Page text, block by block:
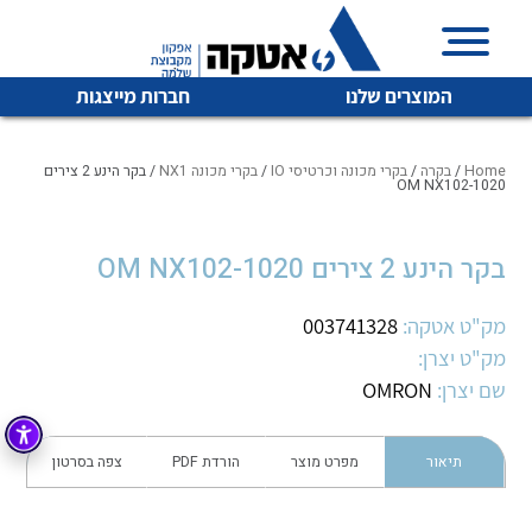
המוצרים שלנו חברות מייצגות
איכות | שרות | זמינות
והפצה של מוצרי
מיתוג, בקרה , ואינסטלציה חשמלית ופעילה ב7 תחומים:
חשמל מיתוג ואינסטלציה חשמלית
בקרה
זיווד
לכל מוצרי היצרן לכל מוצרי היצרן
לכל מוצרי היצרן לכל מוצרי היצרן
Home
/בקרה /בקרי מכונה וכרטיסי IO /בקרי מכונה NX1 / בקר הינע 2 צירים
OM NX102-1020
בקר הינע 2 צירים OM NX102-1020
מק"ט אטקה: 003741328
מק"ט יצרן:
שם יצרן: OMRON
תיאור מפרט מוצר הורדת PDF צפה בסרטון